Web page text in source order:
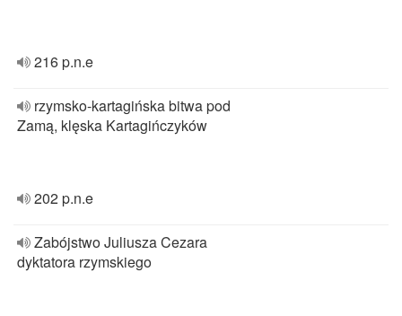
216 p.n.e
rzymsko-kartagińska bitwa pod
Zamą, klęska Kartagińczyków
202 p.n.e
Zabójstwo Juliusza Cezara
dyktatora rzymskiego